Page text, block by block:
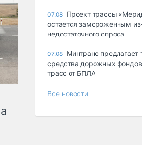
07.08 Проект трассы
остается замороженным
недостаточного спроса
07.08 Минтранс предлагает
средства дорожных
трасс от БПЛА
Все новости